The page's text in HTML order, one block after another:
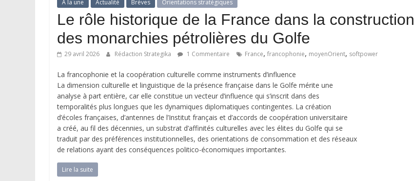
A la une Actualité Brèves Orientations stratégiques
Le rôle historique de la France dans la construction
des monarchies pétrolières du Golfe
29 avril 2026 Rédaction Strategika 1 Commentaire France, francophonie, moyenOrient, softpower
La francophonie et la coopération culturelle comme instruments d’influence
La dimension culturelle et linguistique de la présence française dans le Golfe mérite une
analyse à part entière, car elle constitue un vecteur d’influence qui s’inscrit dans des
temporalités plus longues que les dynamiques diplomatiques contingentes. La création
d’écoles françaises, d’antennes de l’Institut français et d’accords de coopération universitaire
a créé, au fil des décennies, un substrat d’affinités culturelles avec les élites du Golfe qui se
traduit par des préférences institutionnelles, des orientations de consommation et des réseaux
de relations ayant des conséquences politico-économiques importantes.
Lire la suite